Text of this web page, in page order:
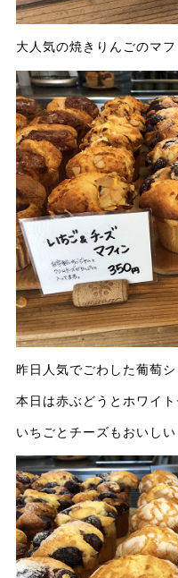
大人気の焼きりんごのマフ
昨日人気でごわした葡萄シ
本日は赤ぶどうとホワイト
いちごとチーズもおいしい